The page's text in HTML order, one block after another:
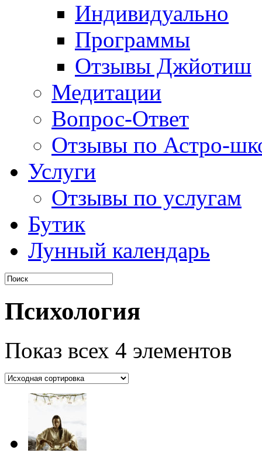
Индивидуально
Программы
Отзывы Джйотиш
Медитации
Вопрос-Ответ
Отзывы по Астро-
Услуги
Отзывы по услугам
Бутик
Лунный календарь
Психология
Показ всех 4 элементов